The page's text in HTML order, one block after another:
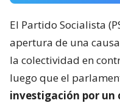
El Partido Socialista
apertura de una
la colectividad en
luego que el
investigación por un